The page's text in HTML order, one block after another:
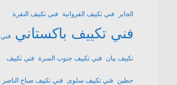
الجابر فني تكييف الفروانية فني تكييف النقرة
فني تكييف باكستاني فني
تكييف بيان فني تكييف جنوب السرة فني تكييف
حطين فني تكييف سلوى فني تكييف صباح الناصر